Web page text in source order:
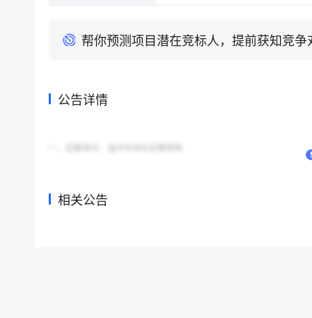
帮你预测项目潜在竞标人，提前获知竞争
公告详情
相关公告